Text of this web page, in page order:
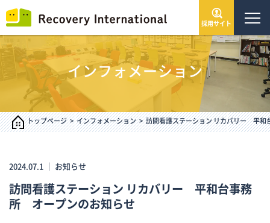
トップページ
会社情報
サービス・事業
インフォメーション
採用サイト
インフォメーション
トップページ インフォメーション 訪問看護ステーション リカバリー 平
2024.07.1 ｜ お知らせ
訪問看護ステーション リカバリー 平和台事務
所 オープンのお知らせ